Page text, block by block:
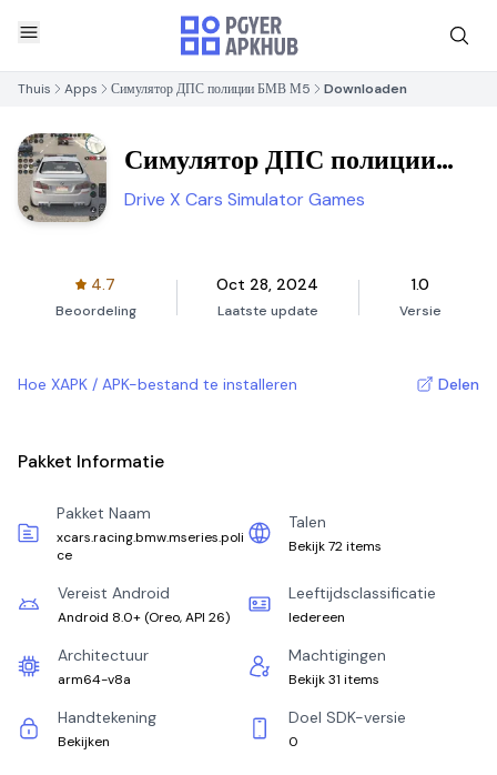
Thuis Apps Симулятор ДПС полиции БМВ М5 Downloaden
Симулятор ДПС полиции
БМВ М5
Drive X Cars Simulator Games
4.7
Beoordeling
Oct 28, 2024
Laatste update
1.0
Versie
Hoe XAPK / APK-bestand te installeren Delen
Pakket Informatie
Pakket Naam
xcars.racing.bmw.mseries.poli
ce
Talen
Bekijk 72 items
Vereist Android
Android 8.0+ (Oreo, API 26)
Leeftijdsclassificatie
Iedereen
Architectuur
arm64-v8a
Machtigingen
Bekijk 31 items
Handtekening
Bekijken
Doel SDK-versie
0